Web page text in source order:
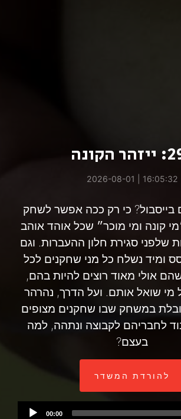
הקונה
16:05:32 | 2026-08-01
בייסבול? כי רק ככה אפשר לשחק
קונה ומי מוכר״ שכל אוהד אוהב
שלפני סגירת חלון ההעברות. וגם
ומיד נשלח כל מני שחקנים לכל
אולי מאוד רוצים להיות בהם,
מי שואל אותם. ועל הדרך, נהרהר
במשחק שבו שחקנים מצופים
לחבריהם לקבוצה ונתהה, למה
בעצם?
להורדת המשדר
Audio
00:00